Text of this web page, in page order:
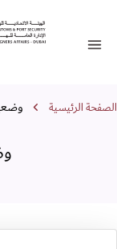
وضعية طلب
تبديل التنقل
مسار التنقل
الصفحة الرئيسية